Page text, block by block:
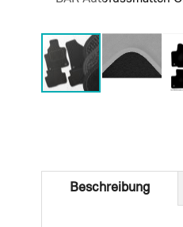
of
Beschreibung